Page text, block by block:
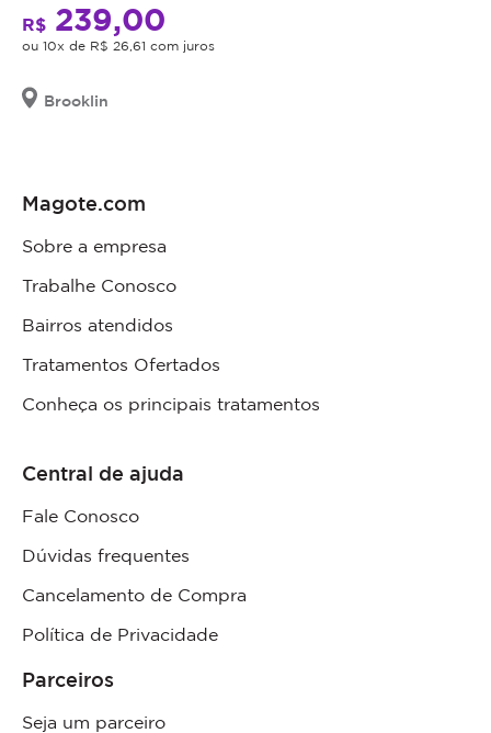
R$ 239,00
ou 10x de R$ 26,61 com juros
Brooklin
Magote.com
Sobre a empresa
Trabalhe Conosco
Bairros atendidos
Tratamentos Ofertados
Conheça os principais tratamentos
Central de ajuda
Fale Conosco
Dúvidas frequentes
Cancelamento de Compra
Política de Privacidade
Parceiros
Seja um parceiro